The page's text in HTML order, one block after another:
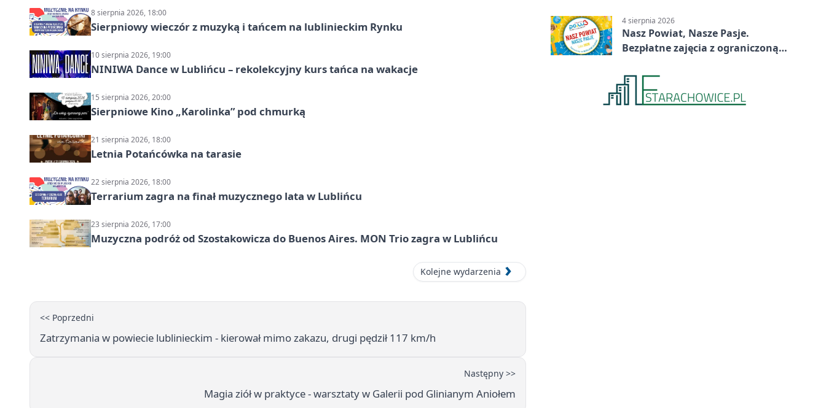
8 sierpnia 2026, 18:00
Sierpniowy wieczór z muzyką i tańcem na lublinieckim Rynku
10 sierpnia 2026, 19:00
NINIWA Dance w Lublińcu – rekolekcyjny kurs tańca na wakacje
15 sierpnia 2026, 20:00
Sierpniowe Kino „Karolinka” pod chmurką
21 sierpnia 2026, 18:00
Letnia Potańcówka na tarasie
22 sierpnia 2026, 18:00
Terrarium zagra na finał muzycznego lata w Lublińcu
23 sierpnia 2026, 17:00
Muzyczna podróż od Szostakowicza do Buenos Aires. MON Trio zagra w Lublińcu
Kolejne wydarzenia
<< Poprzedni
Zatrzymania w powiecie lublinieckim - kierował mimo zakazu, drugi pędził 117 km/h
Następny >>
Magia ziół w praktyce - warsztaty w Galerii pod Glinianym Aniołem
4 sierpnia 2026
Nasz Powiat, Nasze Pasje.
Bezpłatne zajęcia z ograniczoną